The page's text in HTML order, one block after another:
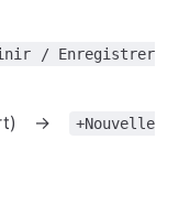
/ Enregistrer
→
+Nouvelle